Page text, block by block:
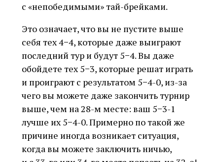
с «непобедимыми» тай-брейками.
Это означает, что вы не пустите выше
себя тех 4−4, которые даже выиграют
последний тур и будут 5−4. Вы даже
обойдете тех 5−3, которые решат играть
и проиграют с результатом 5−4-0, из-за
чего вы можете даже закончить турнир
выше, чем на 28-м месте: ваш 5−3-1
лучше их 5−4-0. Примерно по такой же
причине иногда возникает ситуация,
когда вы можете заключить ничью,